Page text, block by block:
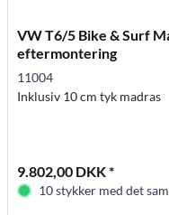
VW T6/5 Bike & Surf
eftermontering
11004
Inklusiv 10 cm tyk madras
9.802,00 DKK *
10 stykker med det